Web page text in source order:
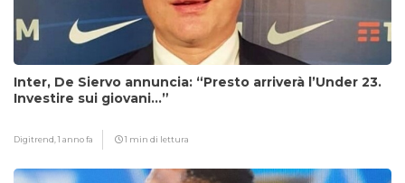
Inter, De Siervo annuncia: “Presto arriverà l’Under 23.
Investire sui giovani…”
Digitrend,1 anno fa 1 min di lettura